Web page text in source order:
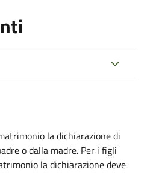
la dichiarazione di
o dalla madre. Per i figli
la dichiarazione deve